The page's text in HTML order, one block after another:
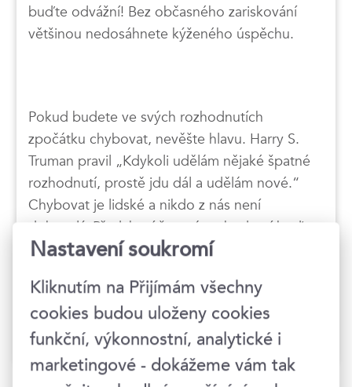
buďte odvážní! Bez občasného zariskování
většinou nedosáhnete kýženého úspěchu.
Pokud budete ve svých rozhodnutích
zpočátku chybovat, nevěšte hlavu. Harry S.
Truman pravil „Kdykoli udělám nějaké špatné
rozhodnutí, prostě jdu dál a udělám nové.“
Chybovat je lidské a nikdo z nás není
dokonalý. Předchozí špatná rozhodnutí hoďte
za hlavu, ono to s přibývajícími zkušenostmi
Nastavení soukromí
Kliknutím na Přijímám všechny
cookies budou uloženy cookies
funkční, výkonnostní, analytické i
marketingové - dokážeme vám tak